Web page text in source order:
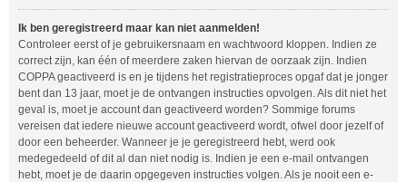
Ik ben geregistreerd maar kan niet aanmelden!
Controleer eerst of je gebruikersnaam en wachtwoord kloppen. Indien ze
correct zijn, kan één of meerdere zaken hiervan de oorzaak zijn. Indien
COPPA geactiveerd is en je tijdens het registratieproces opgaf dat je jonger
bent dan 13 jaar, moet je de ontvangen instructies opvolgen. Als dit niet het
geval is, moet je account dan geactiveerd worden? Sommige forums
vereisen dat iedere nieuwe account geactiveerd wordt, ofwel door jezelf of
door een beheerder. Wanneer je je geregistreerd hebt, werd ook
medegedeeld of dit al dan niet nodig is. Indien je een e-mail ontvangen
hebt, moet je de daarin opgegeven instructies volgen. Als je nooit een e-